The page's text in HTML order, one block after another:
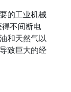
的工业机械
不间断电
和天然气以
致巨大的经